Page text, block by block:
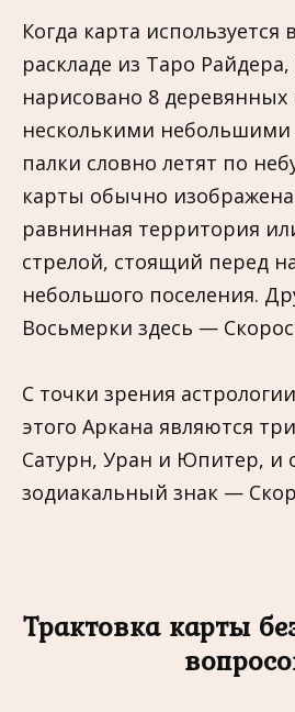
Когда карта используется
раскладе из Таро
нарисовано 8 деревянных
несколькими небольшими
палки словно летят по
карты обычно
равнинная территория
стрелой, стоящий перед
небольшого поселения.
Восьмерки здесь —
С точки зрения
этого Аркана являются
Сатурн, Уран и Юпитер, и
зодиакальный знак —
Трактовка карты